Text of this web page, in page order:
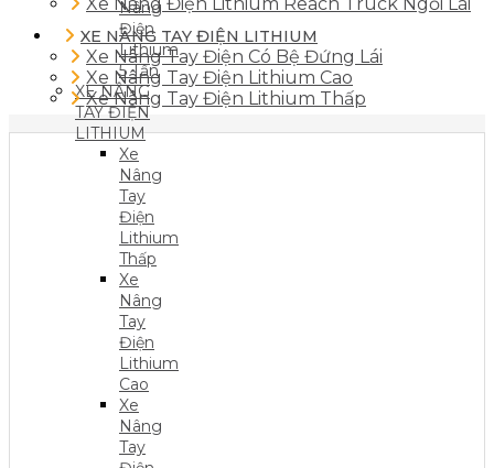
Nâng
Điện
Lithium
5 Tấn
XE NÂNG
TAY ĐIỆN
LITHIUM
Xe
Nâng
Tay
Điện
Lithium
Thấp
Xe
Nâng
Tay
Điện
Lithium
Cao
Xe
Nâng
Tay
XE NÂNG TAY ĐIỆN LITHIUM
Xe Nâng Tay Điện Có Bệ Đứng Lái
Xe Nâng Tay Điện Lithium Cao
Xe Nâng Tay Điện Lithium Thấp